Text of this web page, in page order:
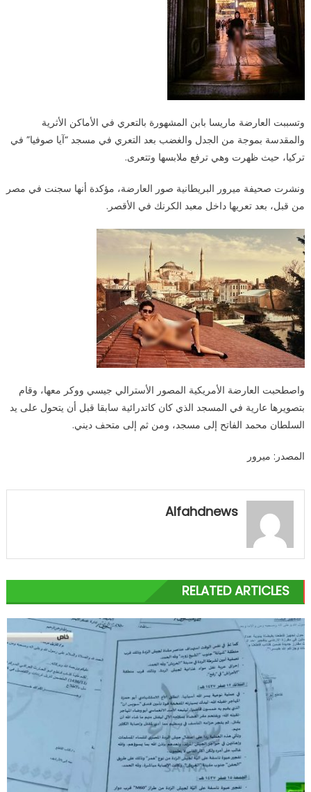
وتسببت العارضة ماريسا بابن المشهورة بالتعري في الأماكن الأثرية
والمقدسة بموجة من الجدل والغضب بعد التعري في مسجد “آيا صوفيا” في
تركيا، حيث ظهرت وهي ترفع ملابسها وتتعرى.
ونشرت صحيفة ميرور البريطانية صور العارضة، مؤكدة أنها سجنت في مصر
من قبل، بعد تعريها داخل معبد الكرنك في الأقصر.
واصطحبت العارضة الأمريكية المصور الأسترالي جيسي ووكر معها، وقام
بتصويرها عارية في المسجد الذي كان كاتدرائية سابقا قبل أن يتحول على يد
السلطان محمد الفاتح إلى مسجد، ومن ثم إلى متحف ديني.
المصدر: ميرور
Alfahdnews
RELATED ARTICLES